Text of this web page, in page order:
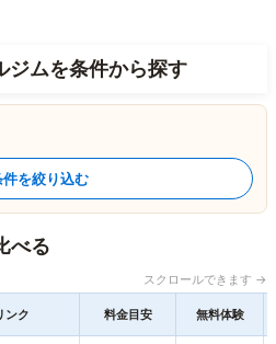
ジムを条件から探す
を絞り込む
べる
スクロールできます →
ンク 料金目安 無料体験